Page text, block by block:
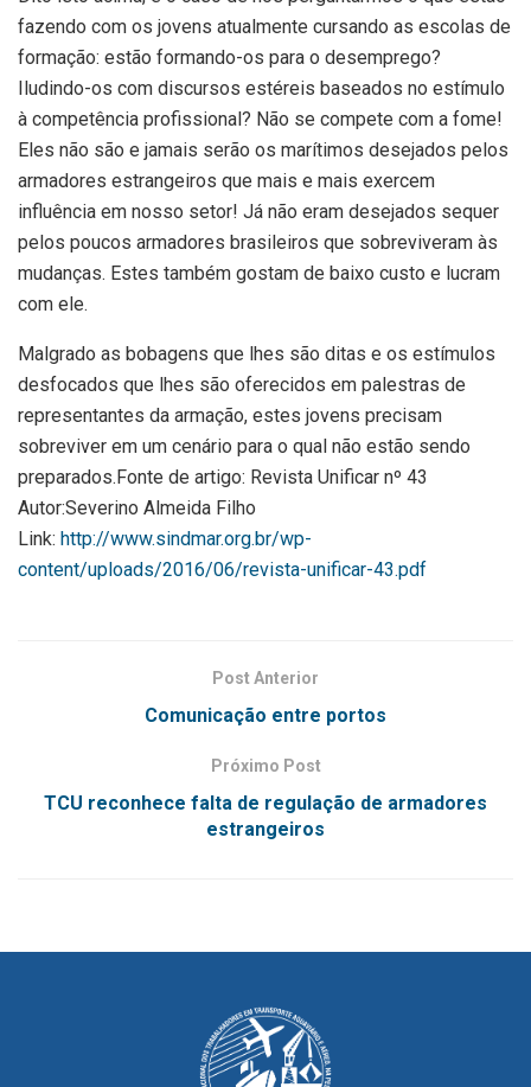
fazendo com os jovens atualmente cursando as escolas de
formação: estão formando-os para o desemprego?
Iludindo-os com discursos estéreis baseados no estímulo
à competência profissional? Não se compete com a fome!
Eles não são e jamais serão os marítimos desejados pelos
armadores estrangeiros que mais e mais exercem
influência em nosso setor! Já não eram desejados sequer
pelos poucos armadores brasileiros que sobreviveram às
mudanças. Estes também gostam de baixo custo e lucram
com ele.
Malgrado as bobagens que lhes são ditas e os estímulos
desfocados que lhes são oferecidos em palestras de
representantes da armação, estes jovens precisam
sobreviver em um cenário para o qual não estão sendo
preparados.Fonte de artigo: Revista Unificar nº 43
Autor:Severino Almeida Filho
Link: http://www.sindmar.org.br/wp-
content/uploads/2016/06/revista-unificar-43.pdf
Post Anterior
Comunicação entre portos
Próximo Post
TCU reconhece falta de regulação de armadores
estrangeiros